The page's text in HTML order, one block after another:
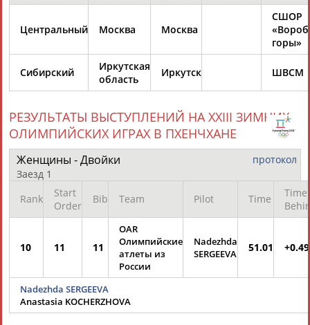
АБДУЛЖАЛИЛОВ
ТАБЛО АКТИВНОСТИ
ЦЕЛИ ПРОЕКТА КОНТАКТЫ НАШИ КНОПКИ РЕКЛАМА
Центральный Москва Москва
СШОР
горы»
Сибирский
Иркутская
область
Иркутск ШВСМ
РЕЗУЛЬТАТЫ ВЫСТУПЛЕНИЙ НА XXIII ЗИМНИХ
ОЛИМПИЙСКИХ ИГРАХ В ПХЕНЧХАНЕ
протокол
Женщины - Двойки
Заезд 1
Rank
Start
Order
Bib Team Pilot Time
Time
10 11 11
OAR
Олимпийские
атлеты из
России
Nadezhda
SERGEEVA
51.01 +0.49
Nadezhda SERGEEVA
Anastasia KOCHERZHOVA